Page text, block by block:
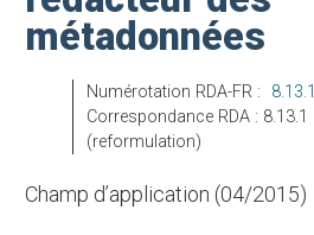
métadonnées
Numérotation RDA-FR : 8.13.1
Correspondance RDA : 8.13.1 – modification
(reformulation)
Champ d’application (04/2015)